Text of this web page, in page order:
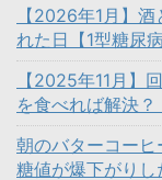
【2026年1月】
れた日【1型糖尿
【2025年11月】
を食べれば解決？
朝のバターコー
糖値が爆下がりし